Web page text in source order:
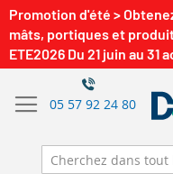
Promotion d'été >
mâts, portiques et
ETE2026 Du 21 juin au 31
05 57 92 24 80